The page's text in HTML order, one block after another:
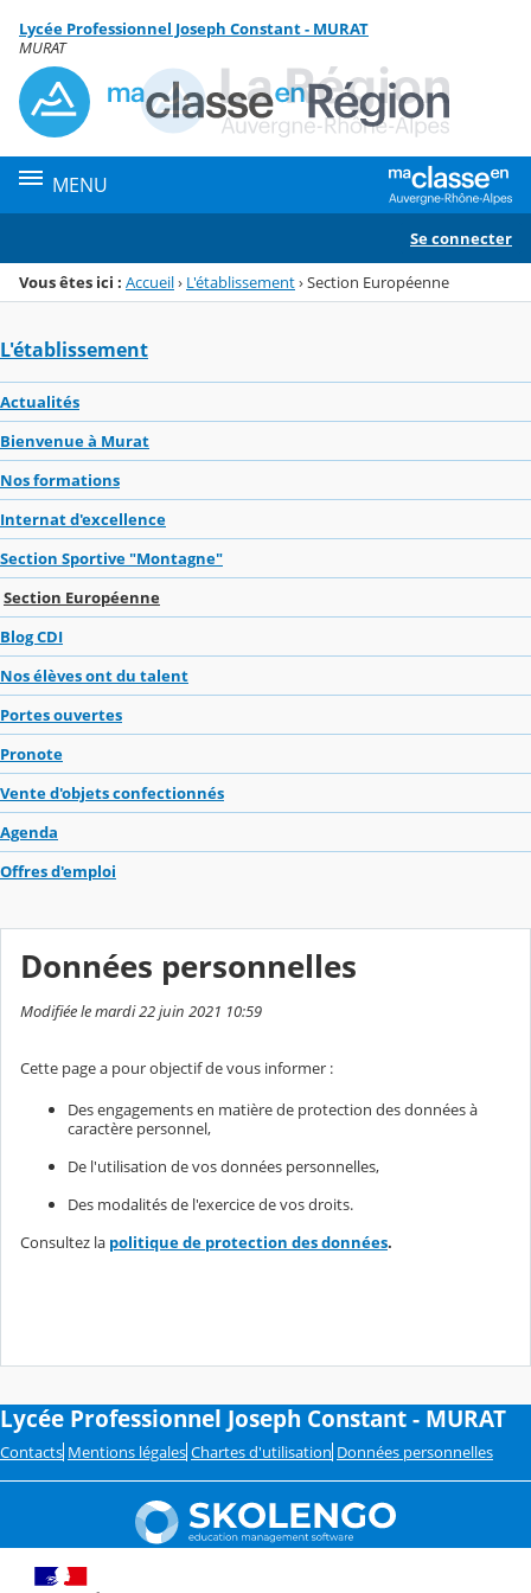
Menu de la rubrique
Contenu
Lycée Professionnel Joseph Constant - MURAT
MURAT
MENU
Se connecter
Vous êtes ici : Accueil› L'établissement›Section Européenne
L'établissement
Actualités
Bienvenue à Murat
Nos formations
Internat d'excellence
Section Sportive "Montagne"
Section Européenne
Blog CDI
Nos élèves ont du talent
Portes ouvertes
Pronote
Vente d'objets confectionnés
Agenda
Offres d'emploi
Données personnelles
Modifiée le mardi 22 juin 2021 10:59
Cette page a pour objectif de vous informer :
Des engagements en matière de protection des données à
caractère personnel,
De l'utilisation de vos données personnelles,
Des modalités de l'exercice de vos droits.
Consultez la politique de protection des données.
Lycée Professionnel Joseph Constant - MURAT
Contacts Mentions légales Chartes d'utilisation Données personnelles